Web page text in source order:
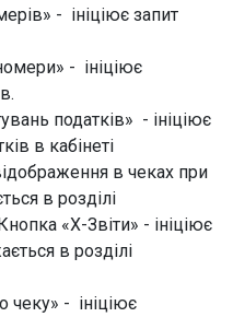
- ініціює запит
- ініціює
податків» - ініціює
в кабінеті
в чеках при
в розділі
«Х-Звіти» - ініціює
в розділі
чеку» - ініціює